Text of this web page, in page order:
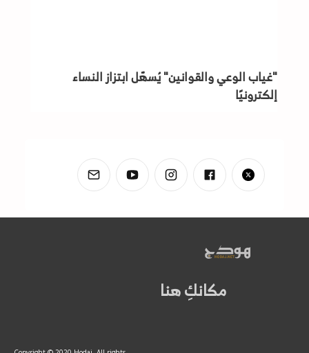
"غياب الوعي والقوانين" يُسهّل ابتزاز النساء
إلكترونيًا
مكانكِ هنا